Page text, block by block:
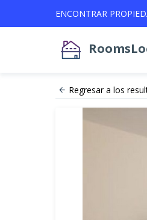
ENCONTRAR
Regresar a los